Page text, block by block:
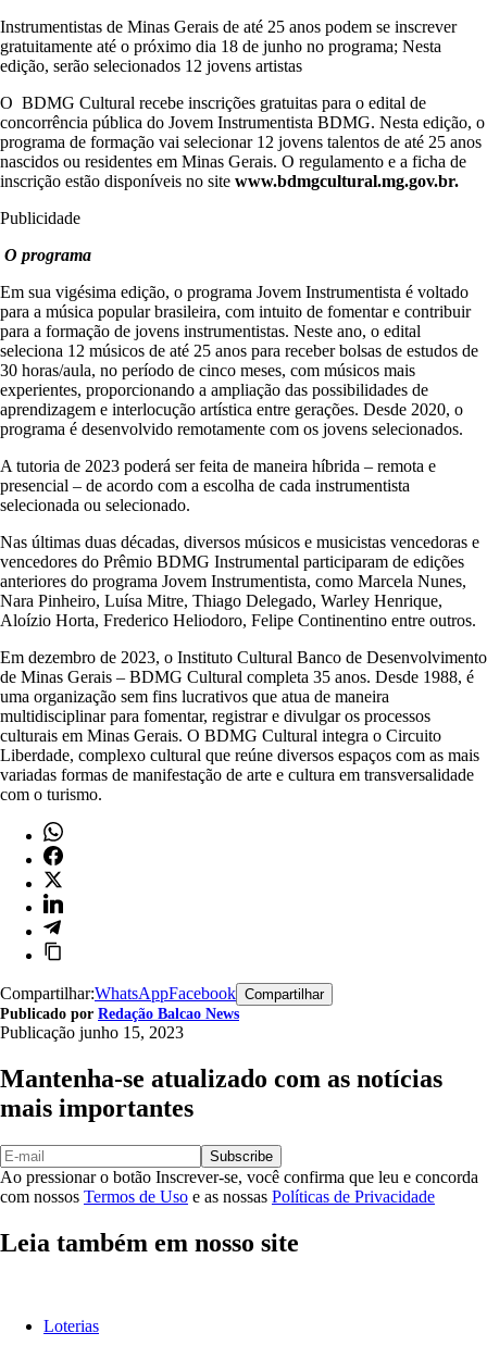
Instrumentistas de Minas Gerais de até 25 anos podem se inscrever
gratuitamente até o próximo dia 18 de junho no programa; Nesta
edição, serão selecionados 12 jovens artistas
O BDMG Cultural recebe inscrições gratuitas para o edital de
concorrência pública do Jovem Instrumentista BDMG. Nesta edição, o
programa de formação vai selecionar 12 jovens talentos de até 25 anos
nascidos ou residentes em Minas Gerais. O regulamento e a ficha de
inscrição estão disponíveis no site www.bdmgcultural.mg.gov.br.
Publicidade
O programa
Em sua vigésima edição, o programa Jovem Instrumentista é voltado
para a música popular brasileira, com intuito de fomentar e contribuir
para a formação de jovens instrumentistas. Neste ano, o edital
seleciona 12 músicos de até 25 anos para receber bolsas de estudos de
30 horas/aula, no período de cinco meses, com músicos mais
experientes, proporcionando a ampliação das possibilidades de
aprendizagem e interlocução artística entre gerações. Desde 2020, o
programa é desenvolvido remotamente com os jovens selecionados.
A tutoria de 2023 poderá ser feita de maneira híbrida – remota e
presencial – de acordo com a escolha de cada instrumentista
selecionada ou selecionado.
Nas últimas duas décadas, diversos músicos e musicistas vencedoras e
vencedores do Prêmio BDMG Instrumental participaram de edições
anteriores do programa Jovem Instrumentista, como Marcela Nunes,
Nara Pinheiro, Luísa Mitre, Thiago Delegado, Warley Henrique,
Aloízio Horta, Frederico Heliodoro, Felipe Continentino entre outros.
Em dezembro de 2023, o Instituto Cultural Banco de Desenvolvimento
de Minas Gerais – BDMG Cultural completa 35 anos. Desde 1988, é
uma organização sem fins lucrativos que atua de maneira
multidisciplinar para fomentar, registrar e divulgar os processos
culturais em Minas Gerais. O BDMG Cultural integra o Circuito
Liberdade, complexo cultural que reúne diversos espaços com as mais
variadas formas de manifestação de arte e cultura em transversalidade
com o turismo.
Compartilhar:WhatsAppFacebook Compartilhar
Publicado por Redação Balcao News
Publicação junho 15, 2023
Mantenha-se atualizado com as notícias
mais importantes
Subscribe
Ao pressionar o botão Inscrever-se, você confirma que leu e concorda
com nossos Termos de Uso e as nossas Políticas de Privacidade
Leia também em nosso site
Loterias